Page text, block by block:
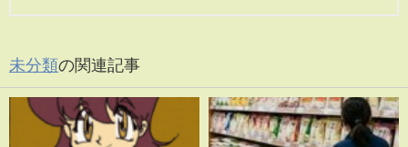
未分類の関連記事